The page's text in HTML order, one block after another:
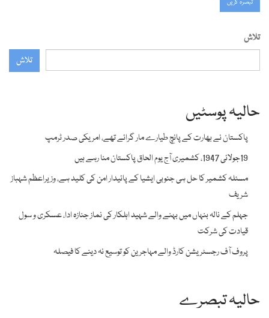
تلاش
تلاش
حالیہ پوسٹیں
پاکستان نے بھارت کے پانچ طیارے مار گرائے تھے، امریکی صدر ٹرمپ
19جولائی 1947، کشمیری آج یوم الحاق پاکستان منا رہے ہیں
مسئلہ کشمیر کا حل ہی جنوبی ایشیا کے پائیدار امن کی کلید ہے، وزیراعظم شہباز
شریف
جہلم کے نالہ بنہاں میں بہنے والے شہید اہلکار کی نماز جنازہ ادا، عسکری و سول
قیادت کی شرکت
پروف آف رجسٹریشن کارڈ والے مہاجرین کو توسیع نہ دینے کا فیصلہ
حالیہ تبصرے